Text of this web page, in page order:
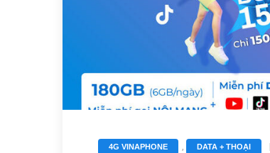
4G VINAPHONE , DATA + THOẠI